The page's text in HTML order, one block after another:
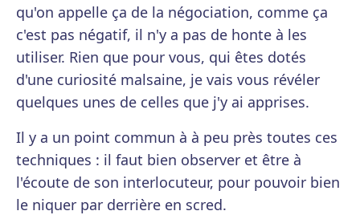
qu'on appelle ça de la négociation, comme ça
c'est pas négatif, il n'y a pas de honte à les
utiliser. Rien que pour vous, qui êtes dotés
d'une curiosité malsaine, je vais vous révéler
quelques unes de celles que j'y ai apprises.
Il y a un point commun à à peu près toutes ces
techniques : il faut bien observer et être à
l'écoute de son interlocuteur, pour pouvoir bien
le niquer par derrière en scred.